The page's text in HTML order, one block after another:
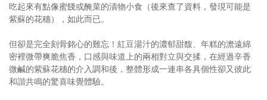
吃起來有點像蜜餞或醃菜的漬物小食（後來查了資料，發現可能是
紫蘇的花穗），如此而已。
但卻是完全刻骨銘心的難忘！紅豆湯汁的濃郁甜馥、年糕的澹遠綿
密裡微帶爽脆焦香，口感與味道上的兩相對立與交揉，在經過辛香
微鹹的紫蘇花穗的介入調和後，整體形成一連串各具個性卻又彼此
和諧共鳴的驚喜味覺體驗。